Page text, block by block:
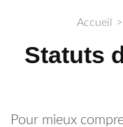
Accueil >
Statuts
Pour mieux